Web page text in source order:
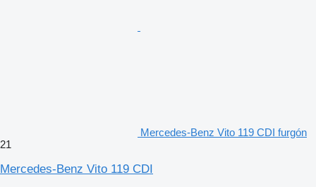
Mercedes-Benz Vito 119 CDI furgón
21
Mercedes-Benz Vito 119 CDI